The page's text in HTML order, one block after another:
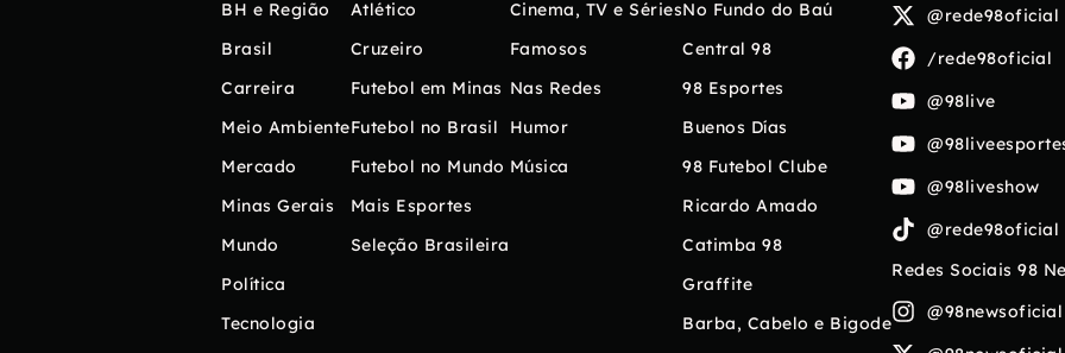
BH e Região
Brasil
Carreira
Meio Ambiente
Mercado
Minas Gerais
Mundo
Política
Tecnologia
Atlético
Cruzeiro
Futebol em Minas
Futebol no Brasil
Futebol no Mundo
Mais Esportes
Seleção Brasileira
Cinema, TV e Séries
Famosos
Nas Redes
Humor
Música
No Fundo do Baú
Central 98
98 Esportes
Buenos Días
98 Futebol Clube
Ricardo Amado
Catimba 98
Graffite
Barba, Cabelo e Bigode
@rede98oficial
/rede98oficial
@98live
@98liveshow
@rede98oficial
Redes Sociais 98
@98newsoficial